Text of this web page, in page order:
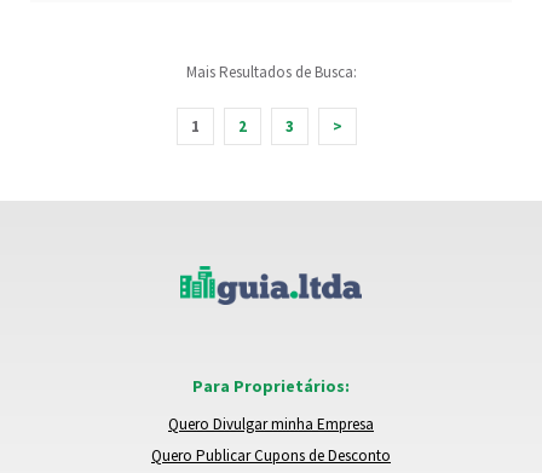
Mais Resultados de Busca:
1 2 3 >
Para Proprietários:
Quero Divulgar minha Empresa
Quero Publicar Cupons de Desconto